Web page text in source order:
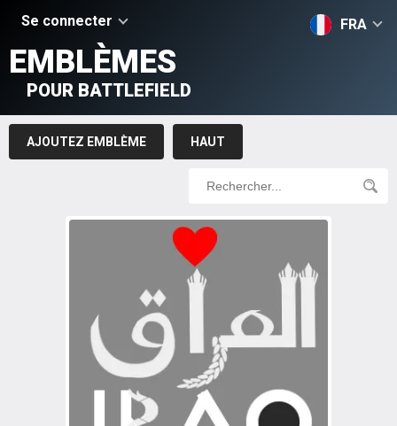
Se connecter FRA
EMBLÈMES
POUR BATTLEFIELD
AJOUTEZ EMBLÈME HAUT